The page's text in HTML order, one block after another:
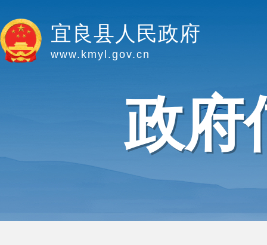
宜良县人民政府
www.kmyl.gov.cn
政府